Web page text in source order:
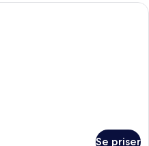
En moderne stue med trægulv, et
Se priser